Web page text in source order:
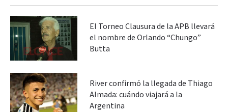
El Torneo Clausura de la APB llevará
el nombre de Orlando “Chungo”
Butta
River confirmó la llegada de Thiago
Almada: cuándo viajará a la
Argentina